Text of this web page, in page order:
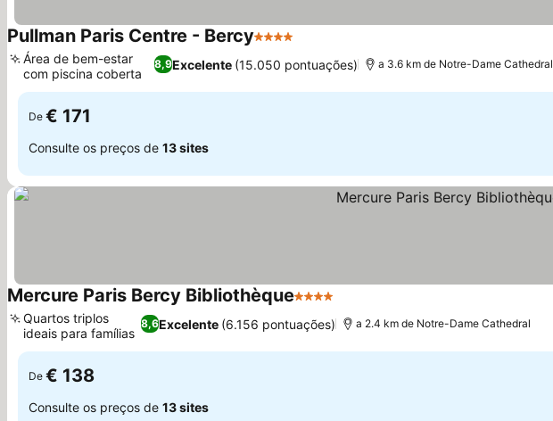
Pullman Paris Centre - Bercy4 Estrelas
8,9Excelente (15.050 pontuações)
Área de bem-estar
com piscina coberta
a 3.6 km de Notre-Dame Cathedral
De € 171
Consulte os preços de 13 sites
Mercure Paris Bercy Bibliothèque4 Estrelas
8,6Excelente (6.156 pontuações)
Quartos triplos
ideais para famílias
a 2.4 km de Notre-Dame Cathedral
De € 138
Consulte os preços de 13 sites